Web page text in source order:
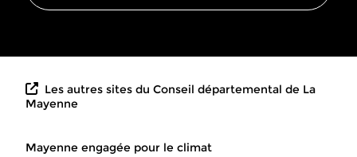
Les autres sites du Conseil départemental de La
Mayenne
Mayenne engagée pour le climat